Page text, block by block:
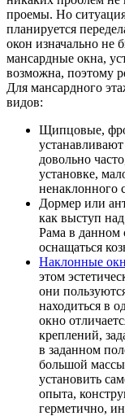
проемы. Но
планируется
окон изначально не
мансардные окна,
возможна, поэтому
Для мансардного
видов:
Щипцовые,
довольно
установке,
ненаклонного
Дормер или
как выступ
Рама в данном
оснащаться
Наклонные
этом
они
находиться в
окно
креплений,
в заданном
большой
установить
опыта,
герметично,